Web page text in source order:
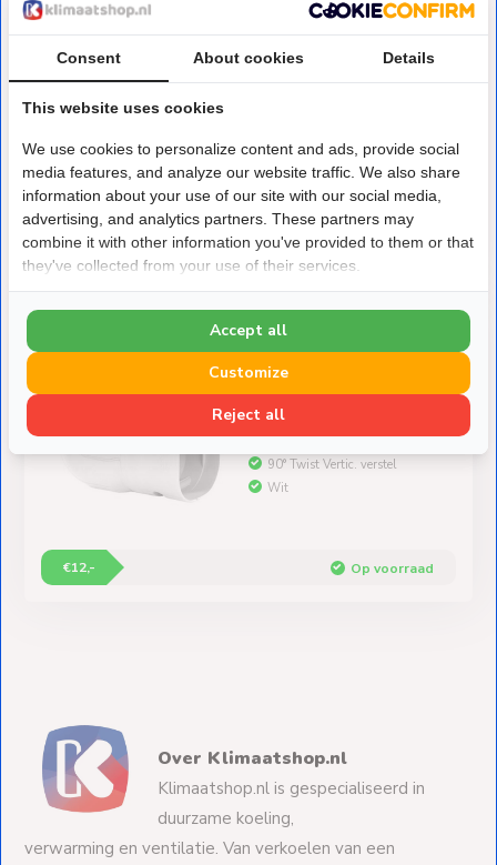
PVC Zwart Inaba Denko
Bocht 90° twist gedraaid
75 mm
€16,-
€5,- voordeel
€11,-
Op voorraad
Bocht 90° Twist, Verticaal
NCX-75W 75 mm
Merk Inoac
90° Twist Vertic. verstel
Wit
€12,- Op voorraad
Over Klimaatshop.nl
Klimaatshop.nl is gespecialiseerd in
duurzame koeling,
verwarming en ventilatie. Van verkoelen van een
Consent About cookies Details
This website uses cookies
We use cookies to personalize content and ads, provide social
media features, and analyze our website traffic. We also share
information about your use of our site with our social media,
advertising, and analytics partners. These partners may
combine it with other information you've provided to them or that
they've collected from your use of their services.
Reject all
Customize
Accept all